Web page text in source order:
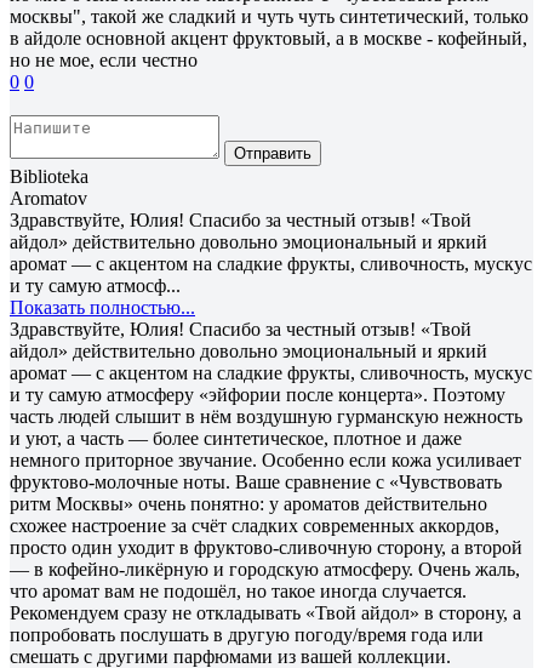
москвы", такой же сладкий и чуть чуть синтетический, только
в айдоле основной акцент фруктовый, а в москве - кофейный,
но не мое, если честно
0 0
Отправить
Biblioteka
Aromatov
Здравствуйте, Юлия! Спасибо за честный отзыв! «Твой
айдол» действительно довольно эмоциональный и яркий
аромат — с акцентом на сладкие фрукты, сливочность, мускус
и ту самую атмосф...
Показать полностью...
Здравствуйте, Юлия! Спасибо за честный отзыв! «Твой
айдол» действительно довольно эмоциональный и яркий
аромат — с акцентом на сладкие фрукты, сливочность, мускус
и ту самую атмосферу «эйфории после концерта». Поэтому
часть людей слышит в нём воздушную гурманскую нежность
и уют, а часть — более синтетическое, плотное и даже
немного приторное звучание. Особенно если кожа усиливает
фруктово-молочные ноты. Ваше сравнение с «Чувствовать
ритм Москвы» очень понятно: у ароматов действительно
схожее настроение за счёт сладких современных аккордов,
просто один уходит в фруктово-сливочную сторону, а второй
— в кофейно-ликёрную и городскую атмосферу. Очень жаль,
что аромат вам не подошёл, но такое иногда случается.
Рекомендуем сразу не откладывать «Твой айдол» в сторону, а
попробовать послушать в другую погоду/время года или
смешать с другими парфюмами из вашей коллекции.